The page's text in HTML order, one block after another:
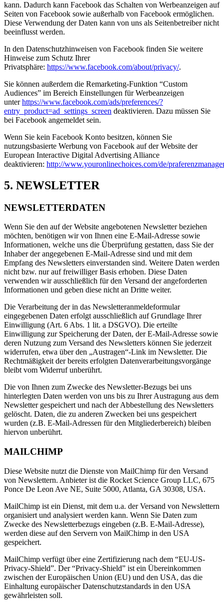
kann. Dadurch kann Facebook das Schalten von Werbeanzeigen auf
Seiten von Facebook sowie außerhalb von Facebook ermöglichen.
Diese Verwendung der Daten kann von uns als Seitenbetreiber nicht
beeinflusst werden.
In den Datenschutzhinweisen von Facebook finden Sie weitere
Hinweise zum Schutz Ihrer
Privatsphäre: https://www.facebook.com/about/privacy/.
Sie können außerdem die Remarketing-Funktion “Custom
Audiences” im Bereich Einstellungen für Werbeanzeigen
unterhttps://www.facebook.com/ads/preferences/?
entry_product=ad_settings_screen deaktivieren. Dazu müssen Sie
bei Facebook angemeldet sein.
Wenn Sie kein Facebook Konto besitzen, können Sie
nutzungsbasierte Werbung von Facebook auf der Website der
European Interactive Digital Advertising Alliance
deaktivieren: http://www.youronlinechoices.com/de/
5. NEWSLETTER
NEWSLETTERDATEN
Wenn Sie den auf der Website angebotenen Newsletter beziehen
möchten, benötigen wir von Ihnen eine E-Mail-Adresse sowie
Informationen, welche uns die Überprüfung gestatten, dass Sie der
Inhaber der angegebenen E-Mail-Adresse sind und mit dem
Empfang des Newsletters einverstanden sind. Weitere Daten werden
nicht bzw. nur auf freiwilliger Basis erhoben. Diese Daten
verwenden wir ausschließlich für den Versand der angeforderten
Informationen und geben diese nicht an Dritte weiter.
Die Verarbeitung der in das Newsletteranmeldeformular
eingegebenen Daten erfolgt ausschließlich auf Grundlage Ihrer
Einwilligung (Art. 6 Abs. 1 lit. a DSGVO). Die erteilte
Einwilligung zur Speicherung der Daten, der E-Mail-Adresse sowie
deren Nutzung zum Versand des Newsletters können Sie jederzeit
widerrufen, etwa über den „Austragen“-Link im Newsletter. Die
Rechtmäßigkeit der bereits erfolgten Datenverarbeitungsvorgänge
bleibt vom Widerruf unberührt.
Die von Ihnen zum Zwecke des Newsletter-Bezugs bei uns
hinterlegten Daten werden von uns bis zu Ihrer Austragung aus dem
Newsletter gespeichert und nach der Abbestellung des Newsletters
gelöscht. Daten, die zu anderen Zwecken bei uns gespeichert
wurden (z.B. E-Mail-Adressen für den Mitgliederbereich) bleiben
hiervon unberührt.
MAILCHIMP
Diese Website nutzt die Dienste von MailChimp für den Versand
von Newslettern. Anbieter ist die Rocket Science Group LLC, 675
Ponce De Leon Ave NE, Suite 5000, Atlanta, GA 30308, USA.
MailChimp ist ein Dienst, mit dem u.a. der Versand von Newslettern
organisiert und analysiert werden kann. Wenn Sie Daten zum
Zwecke des Newsletterbezugs eingeben (z.B. E-Mail-Adresse),
werden diese auf den Servern von MailChimp in den USA
gespeichert.
MailChimp verfügt über eine Zertifizierung nach dem “EU-US-
Privacy-Shield”. Der “Privacy-Shield” ist ein Übereinkommen
zwischen der Europäischen Union (EU) und den USA, das die
Einhaltung europäischer Datenschutzstandards in den USA
gewährleisten soll.